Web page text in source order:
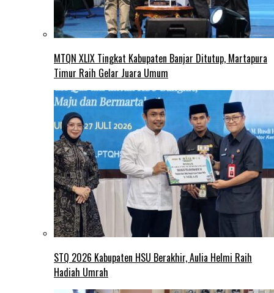
MTQN XLIX Tingkat Kabupaten Banjar Ditutup, Martapura
Timur Raih Gelar Juara Umum
STQ 2026 Kabupaten HSU Berakhir, Aulia Helmi Raih
Hadiah Umrah